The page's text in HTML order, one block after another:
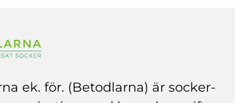
ek. för. (Betodlarna) är socker­